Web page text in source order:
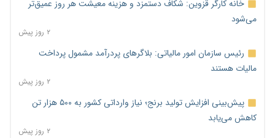
خانه کارگر قزوین: شکاف دستمزد و هزینه معیشت هر روز عمیق‌تر
می‌شود
۲ روز پیش
رئیس سازمان امور مالیاتی: بلاگرهای پردرآمد مشمول پرداخت
مالیات هستند
۲ روز پیش
پیش‌بینی افزایش تولید برنج؛ نیاز وارداتی کشور به ۵۰۰ هزار تن
کاهش می‌یابد
۲ روز پیش